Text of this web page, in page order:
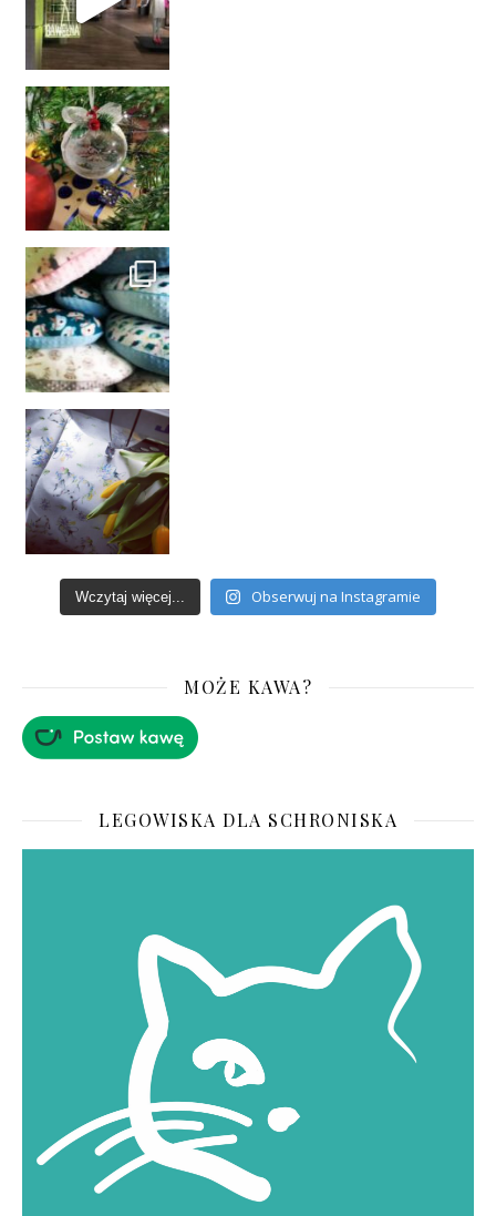
Wczytaj więcej... Obserwuj na Instagramie
MOŻE KAWA?
LEGOWISKA DLA SCHRONISKA